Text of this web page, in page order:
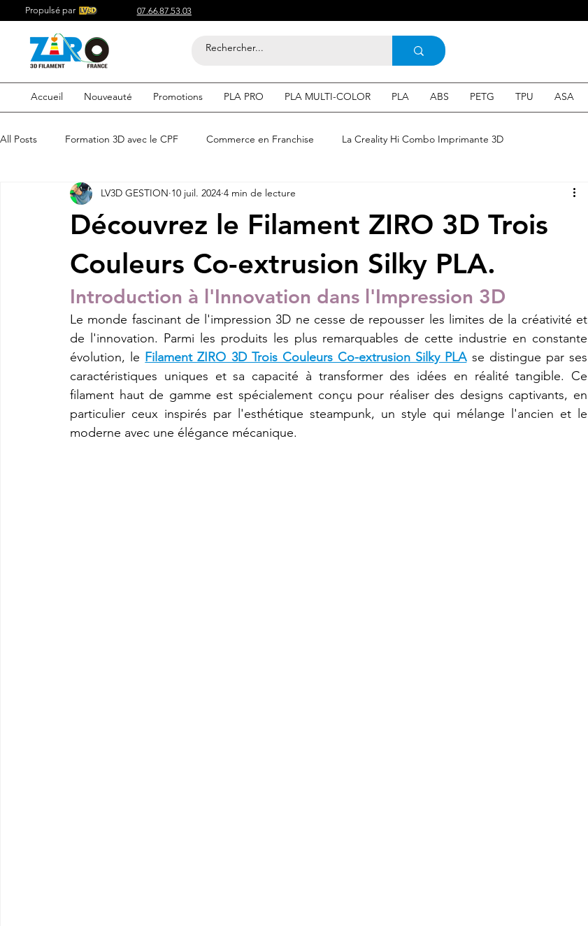
Propulsé par 07.66.87.53.03
Accueil Nouveauté Promotions PLA PRO PLA MULTI-COLOR PLA ABS PETG TPU ASA
All Posts Formation 3D avec le CPF Commerce en Franchise La Creality Hi Combo Imprimante 3D
Acheter du Filament 3D pour Compétitif du Filament 3D
Filaments 3D PLA Acheter du Filament 3D Impression 3d en ligne Acheter une machine 3D
etre visible sur google Comment etre visible sur google SEO Expert en SEO
imprimante3d Creality K2 plus combo Imprimante 3d prix Refaire une pièce imprimante 3D K2 Plus Combo
CREALITY SPARKX i7 Color Combo SNAPMAKER U1
Découvrez le Filament ZIRO 3D Trois
Couleurs Co-extrusion Silky PLA.
LV3D GESTION 10 juil. 2024 4 min de lecture
Introduction à l'Innovation dans l'Impression 3D
Le monde fascinant de l'impression 3D ne cesse de repousser les limites de la créativité et
de l'innovation. Parmi les produits les plus remarquables de cette industrie en constante
évolution, le Filament ZIRO 3D Trois Couleurs Co-extrusion Silky PLA se distingue par ses
caractéristiques uniques et sa capacité à transformer des idées en réalité tangible. Ce
filament haut de gamme est spécialement conçu pour réaliser des designs captivants, en
particulier ceux inspirés par l'esthétique steampunk, un style qui mélange l'ancien et le
moderne avec une élégance mécanique.